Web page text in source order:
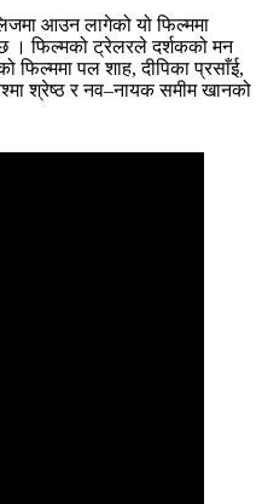
आउन लागेको यो फिल्ममा
। फिल्मको ट्रेलरले दर्शकको मन
पल शाह, दीपिका प्रसाँई,
श्रेष्ठ र नव–नायक समीम खानको